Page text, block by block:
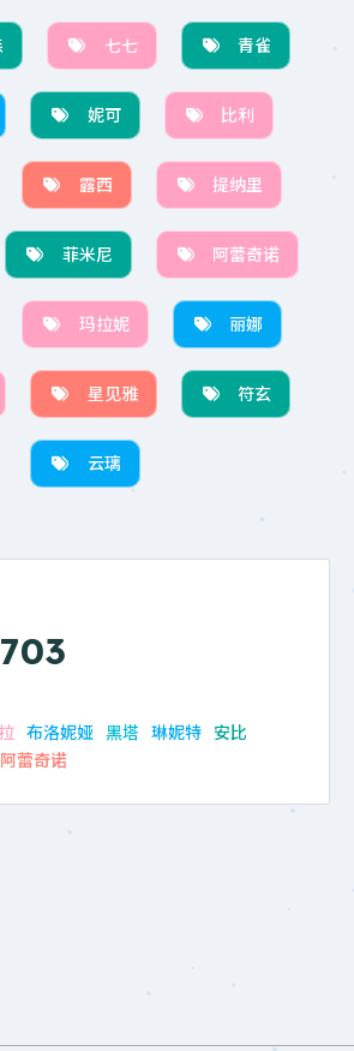
七七 青雀
妮可 比利
露西 提纳里
菲米尼 阿蕾奇诺
玛拉妮 丽娜
星见雅 符玄
云璃
布洛妮娅 黑塔 琳妮特 安比
阿蕾奇诺